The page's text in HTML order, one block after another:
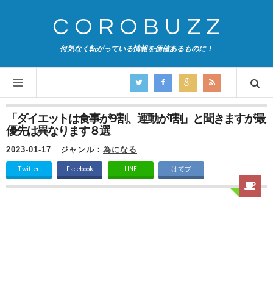
COROBUZZ
何気なく転がっている情報を価値あるものに！
「ダイエットは食事が9割、運動が1割」と聞きますが最
優先は異なります８選
2023-01-17 ジャンル： 為になる
Twitter Facebook LINE はてブ